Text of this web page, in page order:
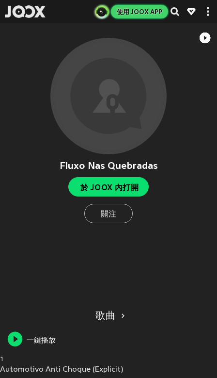
使用 JOOX APP
Fluxo Nas Quebradas
於 JOOX 內打開
關注
歌曲
一鍵播放
1
Automotivo Anti Choque (Explicit)